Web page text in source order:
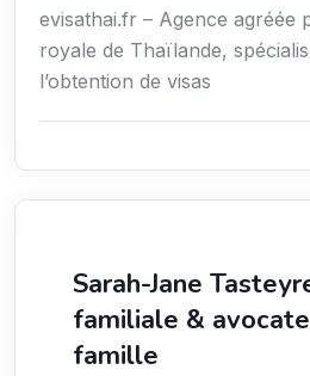
evisathai.fr – Agence agréée
royale de Thaïlande,
l’obtention de visas
Sarah-Jane
familiale &
famille